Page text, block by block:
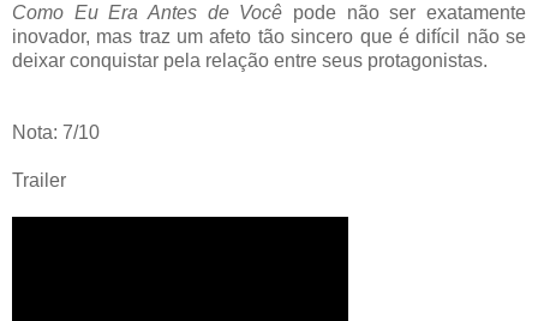
Como Eu Era Antes de Você pode não ser exatamente
inovador, mas traz um afeto tão sincero que é difícil não se
deixar conquistar pela relação entre seus protagonistas.
Nota: 7/10
Trailer